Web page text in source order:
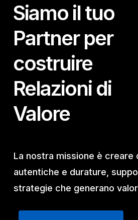
Siamo il tuo
Partner per
costruire
Relazioni di
Valore
La nostra missione è creare
autentiche e durature,
strategie che generano